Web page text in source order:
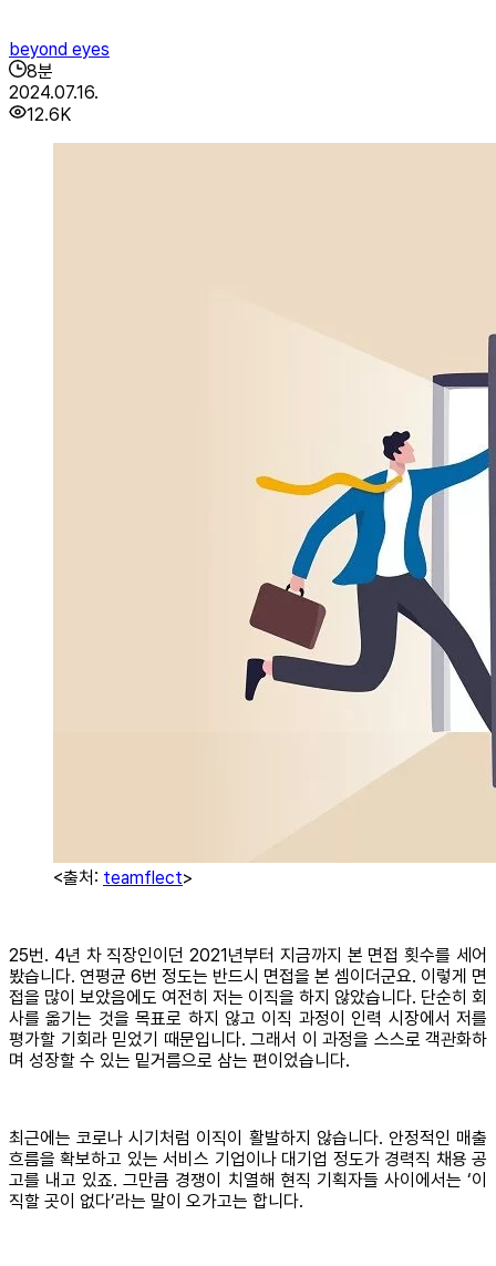
beyond eyes
8분
2024.07.16.
12.6K
<출처: teamflect>
25번. 4년 차 직장인이던 2021년부터 지금까지 본 면접 횟수를 세어
봤습니다. 연평균 6번 정도는 반드시 면접을 본 셈이더군요. 이렇게 면
접을 많이 보았음에도 여전히 저는 이직을 하지 않았습니다. 단순히 회
사를 옮기는 것을 목표로 하지 않고 이직 과정이 인력 시장에서 저를
평가할 기회라 믿었기 때문입니다. 그래서 이 과정을 스스로 객관화하
며 성장할 수 있는 밑거름으로 삼는 편이었습니다.
최근에는 코로나 시기처럼 이직이 활발하지 않습니다. 안정적인 매출
흐름을 확보하고 있는 서비스 기업이나 대기업 정도가 경력직 채용 공
고를 내고 있죠. 그만큼 경쟁이 치열해 현직 기획자들 사이에서는 ‘이
직할 곳이 없다’라는 말이 오가고는 합니다.